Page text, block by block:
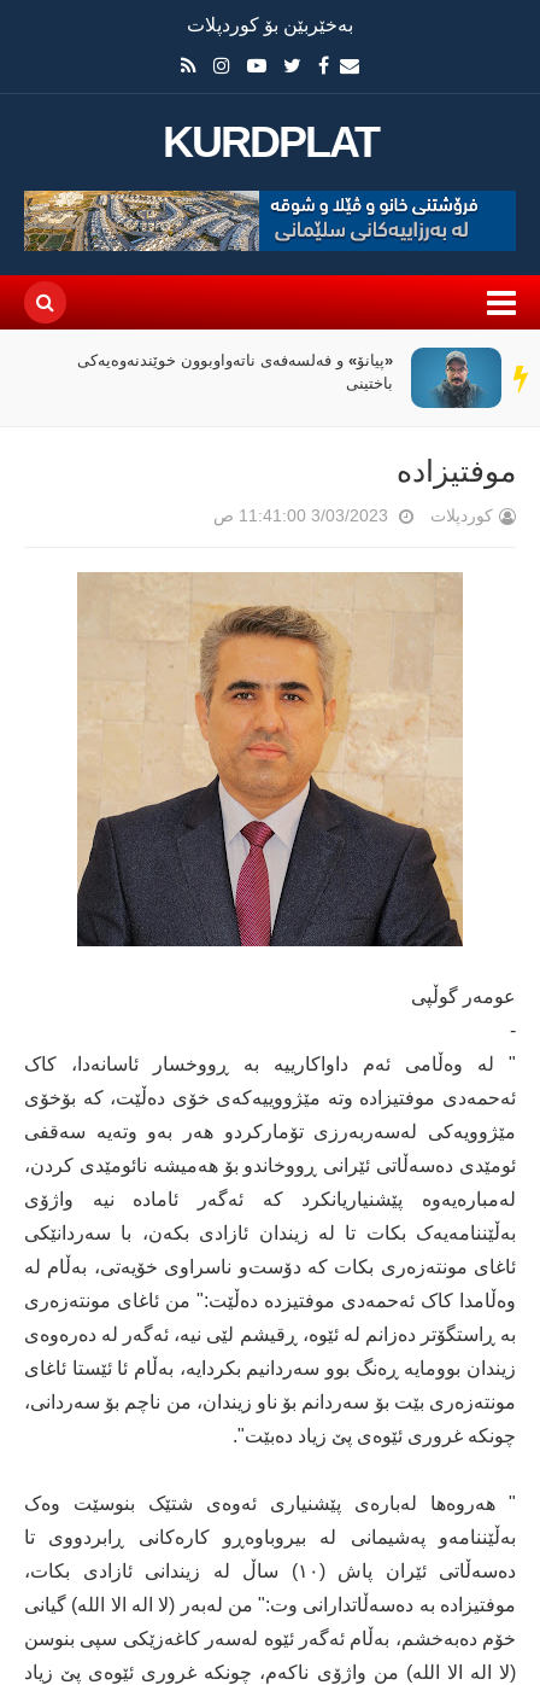
بەخێربێن بۆ کوردپلات
KURDPLAT
سەر
دێڕ
«پیانۆ» و فەلسەفەی ناتەواوبوون خوێندنەوەیەکی
باختینی
موفتیزادە
کوردپلات 3/03/2023 11:41:00 ص
عومەر گوڵپی
-
" لە وەڵامی‌ ئەم داواکارییە بە ڕووخسار ئاسانەدا، کاک
ئەحمەدی‌ موفتیزادە وتە مێژووییەکەی‌ خۆی‌ دەڵێت، کە بۆخۆی‌
مێژوویەکی‌ لەسەربەرزی‌ تۆمارکردو هەر بەو وتەیە سەقفی‌
ئومێدی‌ دەسەڵاتی‌ ئێرانی‌ ڕووخاندو بۆ هەمیشە نائومێدی‌ کردن،
لەمبارەیەوە پێشنیاریانکرد کە ئەگەر ئامادە نیە واژۆی‌
بەڵێننامەیەک بکات تا لە زیندان ئازادی‌ بکەن، با سەردانێکی‌
ئاغای‌ مونتەزەری‌ بکات کە دۆست‌و ناسراوی‌ خۆیەتی‌، بەڵام لە
وەڵامدا کاک ئەحمەدی‌ موفتیزدە دەڵێت:" من ئاغای‌ مونتەزەری‌
بە ڕاستگۆتر دەزانم لە ئێوە، ڕقیشم لێی‌ نیە، ئەگەر لە دەرەوەی‌
زیندان بوومایە ڕەنگ بوو سەردانیم بکردایە، بەڵام ئا ئێستا ئاغای‌
مونتەزەری‌ بێت بۆ سەردانم بۆ ناو زیندان، من ناچم بۆ سەردانی‌،
چونکە غروری‌ ئێوەی‌ پێ زیاد دەبێت".
" هەروەها لەبارەی‌ پێشنیاری‌ ئەوەی‌ شتێک بنوسێت وەک
بەڵێننامەو پەشیمانی‌ لە بیروباوەڕو کارەکانی‌ ڕابردووی‌ تا
دەسەڵاتی‌ ئێران پاش (١٠) ساڵ لە زیندانی‌ ئازادی‌ بکات،
موفتیزادە بە دەسەڵاتدارانی‌ وت:" من لەبەر (لا اله الا الله) گیانی‌
خۆم دەبەخشم، بەڵام ئەگەر ئێوە لەسەر کاغەزێکی‌ سپی‌ بنوسن
(لا اله الا الله) من واژۆی‌ ناکەم، چونکە غروری‌ ئێوەی‌ پێ زیاد